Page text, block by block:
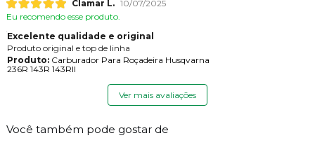
Clamar L. 10/07/2025
Eu recomendo esse produto.
Excelente qualidade e original
Produto original e top de linha
Produto:Carburador Para Roçadeira Husqvarna
236R 143R 143RII
Ver mais avaliações
Você também pode gostar de